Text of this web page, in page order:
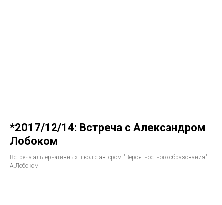
*2017/12/14: Встреча с Александром
Лобоком
Встреча альтернативных школ с автором "Вероятностного образования"
А.Лобоком